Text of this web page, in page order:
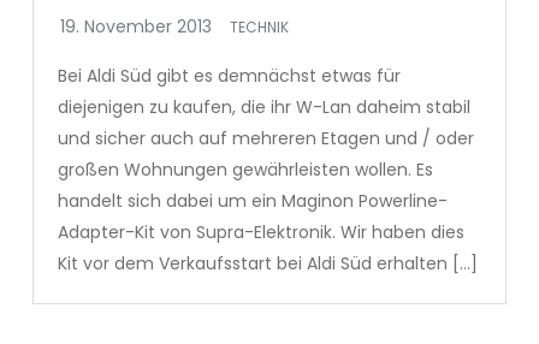
TECHNIK
Bei Aldi Süd gibt es demnächst etwas für
diejenigen zu kaufen, die ihr W-Lan daheim stabil
und sicher auch auf mehreren Etagen und / oder
großen Wohnungen gewährleisten wollen. Es
handelt sich dabei um ein Maginon Powerline-
Adapter-Kit von Supra-Elektronik. Wir haben dies
Kit vor dem Verkaufsstart bei Aldi Süd erhalten […]